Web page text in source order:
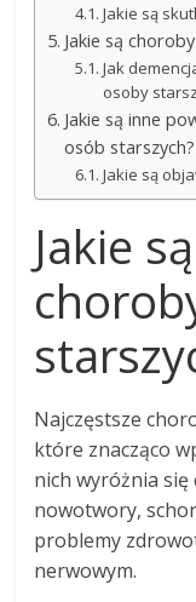
Jakie są
Jakie są
Jak
osoby
Jakie są inne
osób starszych?
Jakie są
Jakie
Najczęstsze
które znacząco
nich wyróżnia się
nowotwory,
problemy
nerwowym.